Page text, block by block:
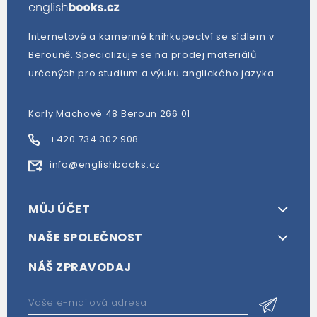
Internetové a kamenné knihkupectví se sídlem v
Berouně. Specializuje se na prodej materiálů
určených pro studium a výuku anglického jazyka.
Karly Machové 48 Beroun 266 01
+420 734 302 908
info@englishbooks.cz
MŮJ ÚČET
NAŠE SPOLEČNOST
NÁŠ ZPRAVODAJ